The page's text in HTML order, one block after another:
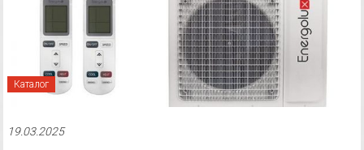
Каталог
19.03.2025